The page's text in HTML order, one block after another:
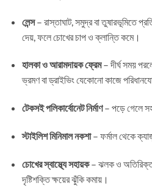
লেন্স– রাস্তাঘাট, সমুদ্র বা তুষারভূমিতে
দেয়, ফলে চোখের চাপ ও ক্লান্তি কমে।
হালকা ও আরামদায়ক ফ্রেম– দীর্ঘ সময়
ভ্রমণ বা ড্রাইভিং যেকোনো কাজে
টেকসই পলিকার্বোনেট নির্মাণ– পড়ে গেলে
স্টাইলিশ মিনিমাল নকশা– ফর্মাল থেকে
চোখের স্বাস্থ্যে সহায়ক– ঝলক ও
দৃষ্টিশক্তি ক্ষয়ের ঝুঁকি কমায়।